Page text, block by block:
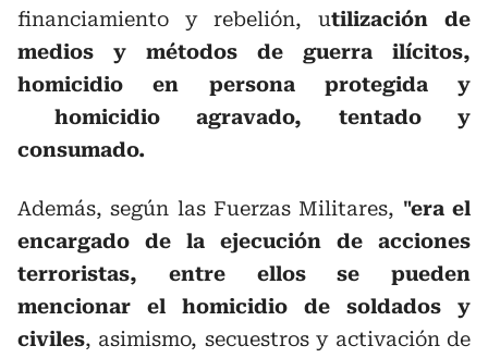
financiamiento y rebelión, utilización de
medios y métodos de guerra ilícitos,
homicidio en persona protegida y
homicidio agravado, tentado y
consumado.
Además, según las Fuerzas Militares, "era el
encargado de la ejecución de acciones
terroristas, entre ellos se pueden
mencionar el homicidio de soldados y
civiles, asimismo, secuestros y activación de